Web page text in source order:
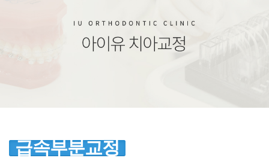
급속부분교정